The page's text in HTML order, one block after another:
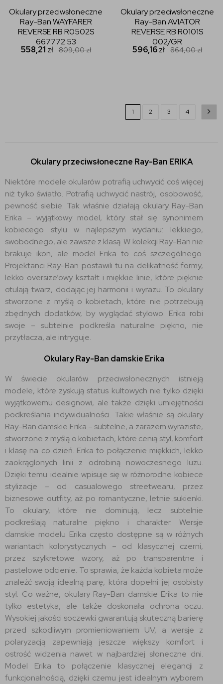
Okulary przeciwsłoneczne
Ray-Ban WAYFARER
REVERSE RB R0502S
667772 53
558,21 zł 809,00zł
Okulary przeciwsłoneczne
Ray-Ban AVIATOR
REVERSE RB R0101S
002/GR
596,16zł 864,00zł
1 2 3 4
Okulary przeciwsłoneczne Ray-Ban ERIKA
Niektóre modele okularów potrafią uchwycić coś więcej
niż tylko światło. Potrafią uchwycić nastrój, osobowość,
pewność siebie. Tak właśnie działają okulary Ray-Ban
Erika – wyjątkowy model, który stał się synonimem
kobiecego stylu w najlepszym wydaniu: lekkiego,
swobodnego, ale zawsze z klasą. W kolekcji Ray-Ban nie
brakuje ikon, ale model Erika to coś szczególnego.
Projektanci Ray-Ban postawili tu na delikatność formy,
lekko oversize’owy kształt i miękkie linie, które pięknie
otulają twarz, dodając jej harmonii i wyrazu. To okulary
stworzone z myślą o kobietach, które nie potrzebują
zbędnych dodatków, by wyglądać stylowo. Erika robi
swoje – subtelnie podkreśla naturalne piękno, nie
przytłacza, ale intryguje.
Okulary Ray-Ban damskie Erika
W świecie okularów przeciwsłonecznych istnieją
modele, które zyskują status kultowych nie tylko dzięki
wyjątkowemu designowi, ale także dzięki umiejętności
podkreślania indywidualności. Takie właśnie są okulary
Ray-Ban damskie Erika – subtelne, a zarazem wyraziste,
stworzone z myślą o kobietach, które cenią styl, komfort
i klasę na co dzień. Erika to połączenie miękkich, lekko
zaokrąglonych linii z odrobiną nowoczesnego luzu.
Dzięki temu idealnie wpisuje się w różnorodne kobiece
stylizacje – od casualowego streetwearu, przez
biznesowe outfity, aż po romantyczne, letnie sukienki.
To okulary, które nie dominują, lecz subtelnie
podkreślają naturalne piękno i charakter. Wersje
damskie modelu Erika często dostępne są w różnych
wariantach kolorystycznych – od klasycznej czerni,
przez szylkretowe wzory, aż po transparentne i
pastelowe odcienie. To sprawia, że każda kobieta może
znaleźć swoją idealną parę, która dopełni jej osobisty
styl. Co ważne, okulary Ray-Ban damskie Erika to nie
tylko estetyka, ale także doskonała ochrona oczu.
Wysokiej jakości soczewki gwarantują skuteczną barierę
przed szkodliwym promieniowaniem UV, a wersje z
polaryzacją zapewniają jeszcze większy komfort i
ostrość widzenia nawet w najbardziej słoneczne dni.
Model Erika to połączenie klasycznej elegancji z
funkcjonalnością, dzięki czemu jest idealnym wyborem